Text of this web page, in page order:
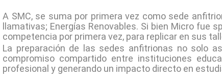
A SMC, se suma por primera vez como sede
llamativas; Energías Renovables. Si bien Micro
competencia por primera vez, para replicar en sus
La preparación de las sedes anfitrionas no solo
compromiso compartido entre instituciones
profesional y generando un impacto directo en